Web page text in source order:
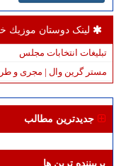
لینک دوستان موزیك
تبلیغات انتخابات مجلس
مستر گرین وال | مجری و
جدیدترین مطالب
پربیننده ترین ها